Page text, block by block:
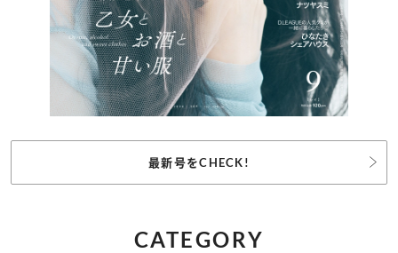
最新号をCHECK!
CATEGORY